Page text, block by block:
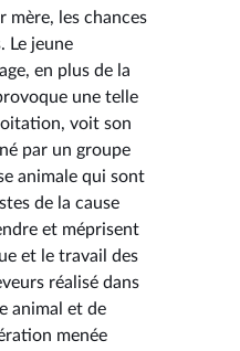
mère, les chances
Le jeune
en plus de la
une telle
voit son
par un groupe
animale qui sont
de la cause
et méprisent
et le travail des
réalisé dans
animal et de
menée